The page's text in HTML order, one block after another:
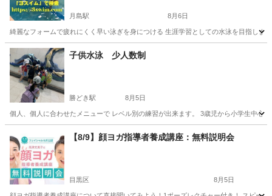
月島駅 8月6日
綺麗なフォームで疲れにくく早い泳ぎを身につける 生涯学習としての水泳を目指し
東京 中央区 月島駅 水泳 泳ぎ
子供水泳 少人数制
勝どき駅 8月5日
個人、個人に合わせたメニューで レベル別の練習が出来ます。 3歳児から小学生中心
勝どき駅 水泳 少人数
【8/9】顔ヨガ指導者養成講座：無料説明会
目黒区 8月5日